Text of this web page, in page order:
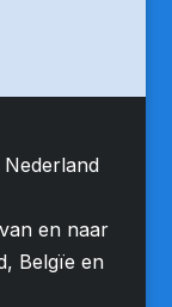
en naar
Belgïe en